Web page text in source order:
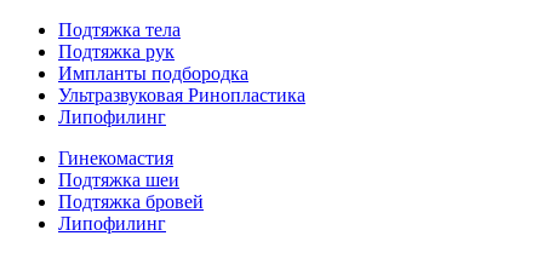
Подтяжка тела
Подтяжка рук
Импланты подбородка
Ультразвуковая Ринопластика
Липофилинг
Гинекомастия
Подтяжка шеи
Подтяжка бровей
Липофилинг